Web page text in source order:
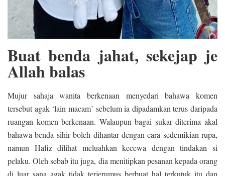
Buat benda jahat, sekejap je
Allah balas
Mujur sahaja wanita berkenaan menyedari bahawa komen
tersebut agak ‘lain macam’ sebelum ia dipadamkan terus daripada
ruangan komen berkenaan. Walaupun bagai sukar diterima akal
bahawa benda sihir boleh dihantar dengan cara sedemikian rupa,
namun Hafiz dilihat meluahkan kecewa dengan tindakan si
pelaku. Oleh sebab itu juga, dia menitipkan pesanan kepada orang
di luar sana agak tidak terjerumus berbuat hal terkutuk itu dan